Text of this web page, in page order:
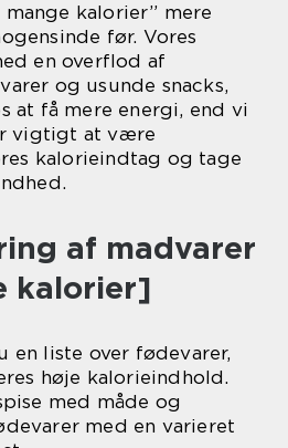
kalorier” mere
før. Vores
en overflod af
og usunde snacks,
at få mere energi, end vi
vigtigt at være
kalorieindtag og tage
af madvarer
kalorier]
en liste over fødevarer,
høje kalorieindhold.
med måde og
med en varieret